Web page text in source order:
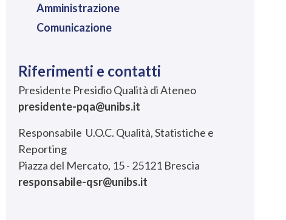
Amministrazione
Comunicazione
Riferimenti e contatti
Presidente Presidio Qualità di Ateneo
presidente-pqa@unibs.it
Responsabile U.O.C. Qualità, Statistiche e
Reporting
Piazza del Mercato, 15 - 25121 Brescia
responsabile-qsr@unibs.it